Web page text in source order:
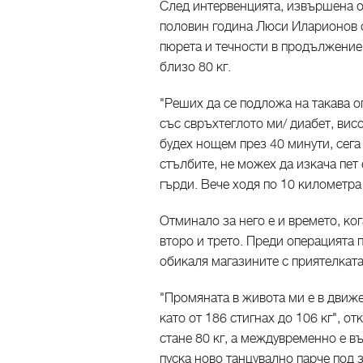
След интервенцията,
половин година Люси Иларионов
пюрета и течности в
близо 80 кг.
"Реших да се подложа на такава
със свръхтеглото ми/ диабет,
будех нощем през 40 минути,
стълбите, не можех да изкача
гърди. Вече ходя по 10
Отминало за него е и времето,
второ и трето. Преди операцията
обикаля магазините с
"Промяната в живота ми е в
като от 186 стигнах до 106 кг",
стане 80 кг, а междувременно е
пуска ново танцувално парче под